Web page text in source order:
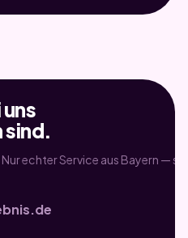
sind.
echter Service aus Bayern —